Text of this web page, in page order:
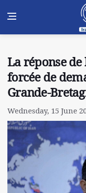
La réponse
forcée de
Grande-
Wednesday, 15 June